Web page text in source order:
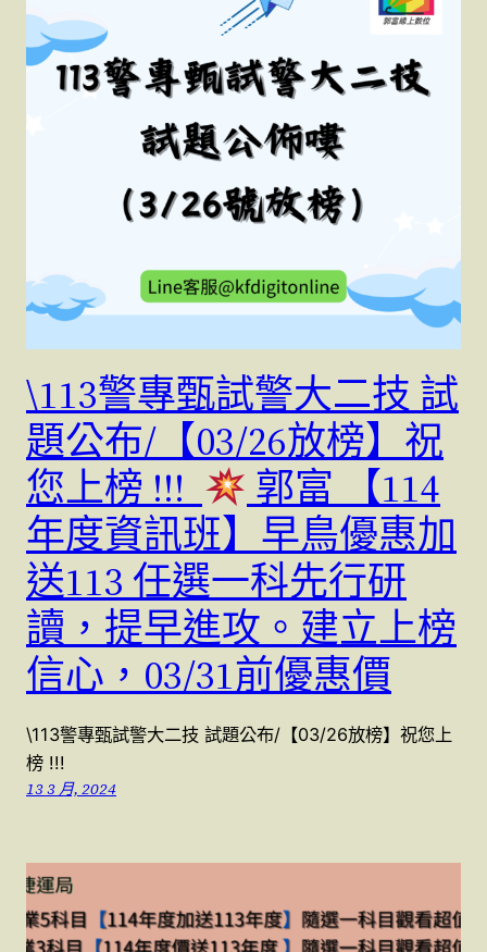
\113警專甄試警大二技 試
題公布/【03/26放榜】祝
您上榜 !!!
郭富 【114
年度資訊班】早鳥優惠加
送113 任選一科先行研
讀，提早進攻。建立上榜
信心，03/31前優惠價
\113警專甄試警大二技 試題公布/【03/26放榜】祝您上
榜 !!!
13 3 月, 2024